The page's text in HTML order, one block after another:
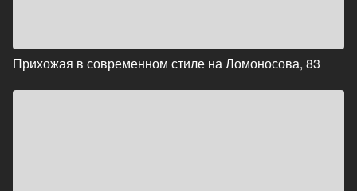
Прихожая в современном стиле на Ломоносова, 83